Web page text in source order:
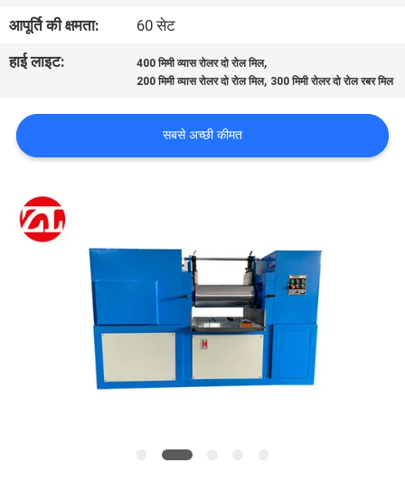
संपर्क
करें
समाचार
उद्धरण
की
आपूर्ति की क्षमता:
60 सेट
हाई लाइट:
400 मिमी व्यास रोलर दो रोल मिल,
200 मिमी व्यास रोलर दो रोल मिल, 300 मिमी रोलर दो रोल रबर मिल
सबसे अच्छी कीमत